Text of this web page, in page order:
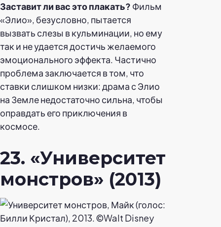
Заставит ли вас это плакать? Фильм
«Элио», безусловно, пытается
вызвать слезы в кульминации, но ему
так и не удается достичь желаемого
эмоционального эффекта. Частично
проблема заключается в том, что
ставки слишком низки: драма с Элио
на Земле недостаточно сильна, чтобы
оправдать его приключения в
космосе.
23. «Университет
монстров» (2013)